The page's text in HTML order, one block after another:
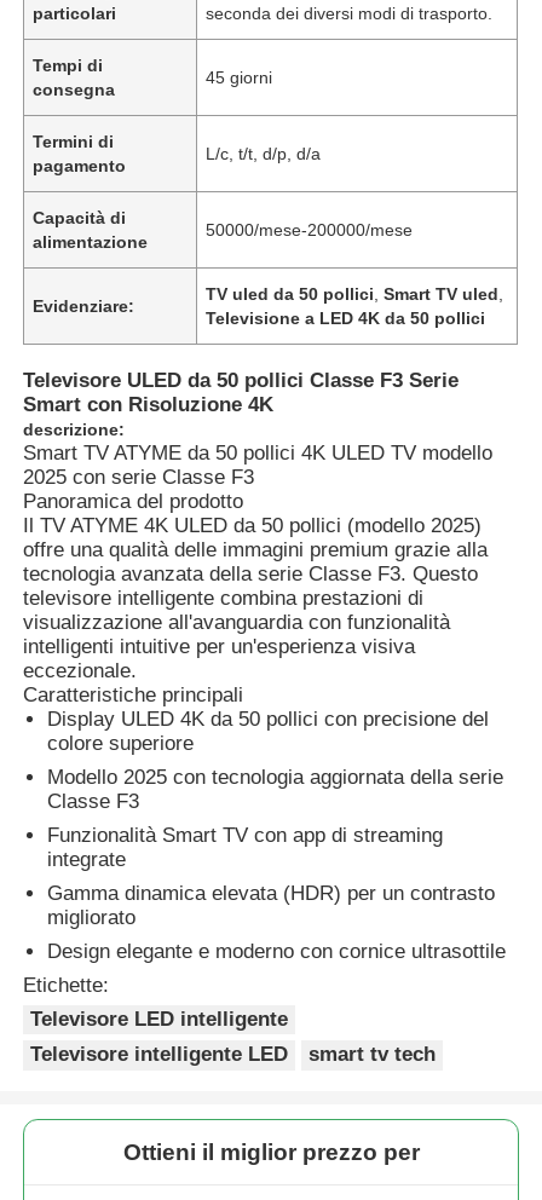
particolari
seconda dei diversi modi di trasporto.
Tempi di
consegna
45 giorni
Termini di
pagamento
L/c, t/t, d/p, d/a
Capacità di
alimentazione
50000/mese-200000/mese
Evidenziare:
TV uled da 50 pollici ,Smart TV uled
Televisione a LED 4K da 50 pollici
Televisore ULED da 50 pollici Classe F3 Serie
Smart con Risoluzione 4K
descrizione:
Smart TV ATYME da 50 pollici 4K ULED TV modello
2025 con serie Classe F3
Panoramica del prodotto
Il TV ATYME 4K ULED da 50 pollici (modello 2025)
offre una qualità delle immagini premium grazie alla
tecnologia avanzata della serie Classe F3. Questo
televisore intelligente combina prestazioni di
visualizzazione all'avanguardia con funzionalità
intelligenti intuitive per un'esperienza visiva
eccezionale.
Caratteristiche principali
Display ULED 4K da 50 pollici con precisione del
colore superiore
Modello 2025 con tecnologia aggiornata della serie
Classe F3
Funzionalità Smart TV con app di streaming
integrate
Gamma dinamica elevata (HDR) per un contrasto
migliorato
Design elegante e moderno con cornice ultrasottile
Etichette:
Televisore LED intelligente
Televisore intelligente LED
smart tv tech
Ottieni il miglior prezzo per